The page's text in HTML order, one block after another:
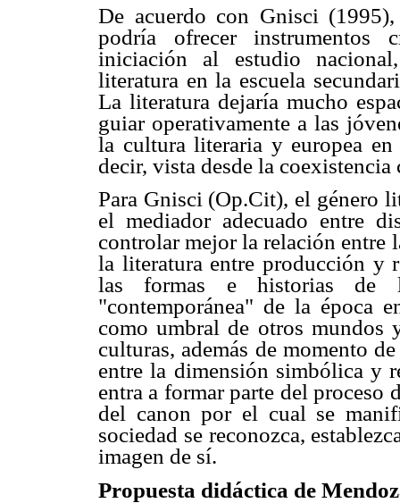
De acuerdo con Gnisci
podría ofrecer instrumentos
iniciación al estudio
literatura en la escuela
La literatura dejaría mucho
guiar operativamente a las
la cultura literaria y europea
decir, vista desde la
Para Gnisci (Op.Cit), el género
el mediador adecuado entre
controlar mejor la relación entre
la literatura entre producción y
las formas e historias de
"contemporánea" de la época
como umbral de otros mundos
culturas, además de momento
entre la dimensión simbólica y
entra a formar parte del
del canon por el cual se
sociedad se reconozca,
imagen de sí.
Propuesta didáctica de